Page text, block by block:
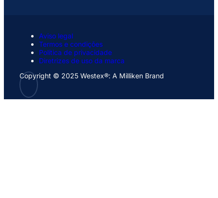
Aviso legal
Termos e condições
Política de privacidade
Diretrizes de uso da marca
Copyright © 2025 Westex®: A Milliken Brand